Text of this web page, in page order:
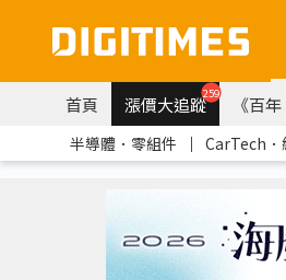
首頁 漲價大追蹤259 《百
半導體．零組件 ｜ CarTech．